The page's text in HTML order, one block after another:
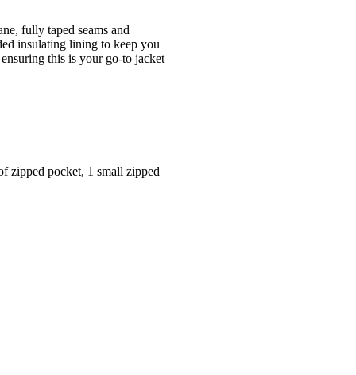
fully taped seams and
insulating lining to keep you
this is your go-to jacket
zipped pocket, 1 small zipped